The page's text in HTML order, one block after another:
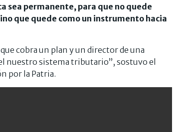
sea permanente, para que no quede
que quede como un instrumento hacia
cobra un plan y un director de una
nuestro sistema tributario”, sostuvo el
por la Patria.